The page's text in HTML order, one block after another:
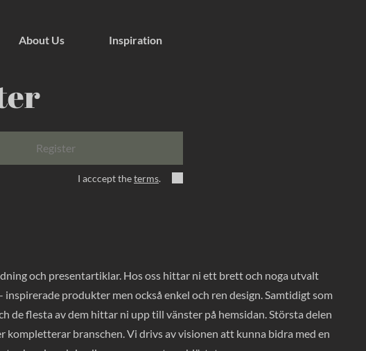
About Us Inspiration
Register
I acccept theterms.
och presentartiklar. Hos oss hittar ni ett brett och noga utvalt
produkter men också enkel och ren design. Samtidigt som
flesta av dem hittar ni upp till vänster på hemsidan. Största delen
branschen. Vi drivs av visionen att kunna bidra med en